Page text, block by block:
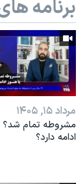
نرگس محمدی
همایش
صفحه‌های ویژه
سفر پرزیدنت
برنامه
مرداد ۱۵, ۱۴۰۵
مشروطه تمام شد؟
ادامه دارد؟